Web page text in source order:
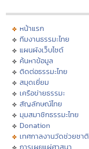
หน้าแรก
ทีมงานธรรมะไทย
แผนผังเว็บไซต์
ค้นหาข้อมูล
ติดต่อธรรมะไทย
สมุดเยี่ยม
เครือข่ายธรรมะ
สัญลักษณ์ไทย
มุมสมาชิกธรรมะไทย
Donation
เทศกาลงานวัดช่วยชาติ
การเผยแผ่ศาสนา